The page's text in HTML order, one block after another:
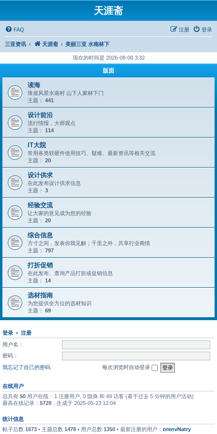
天涯斋
FAQ 登录
注册
三亚资讯 天涯斋 美丽三亚 水南林下
现在的时间是 2026-08-08 3:32
版面
读海
珠崖风景水南村 山下人家林下门
主题： 441
设计前沿
流行情报，大师观点
主题： 114
IT大院
常用各类软硬件使用技巧、疑难、最新资讯等相关交流
主题： 20
设计供求
在此发布设计供求信息
主题： 3
经验交流
让大家的意见成为您的经验
主题： 20
综合信息
方寸之间，发表你我见解；千里之外，共享行业商情
主题： 797
打折促销
在此发布、查询产品打折或促销信息
主题： 14
选材指南
为您提供全方位的选材知识
主题： 69
登录 • 注册
用户名：
密码：
我忘记了自己的密码
每次浏览时自动登录
在线用户
总共有 50 用户在线 :: 1 注册用户, 0 隐身 和 49 访客 (基于过去 5 分钟的用户活动)
最高在线记录： 5729 ，生成于 2025-05-23 12:04
统计信息
帖子总数 1673 • 主题总数 1478 • 用户总数 1350 • 最新注册的用户： orenvNatry